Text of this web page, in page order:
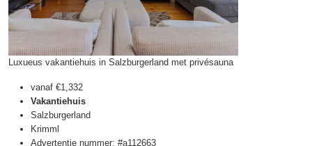
Luxueus vakantiehuis in Salzburgerland met privésauna
vanaf €1,332
Vakantiehuis
Salzburgerland
Krimml
Advertentie nummer: #a112663